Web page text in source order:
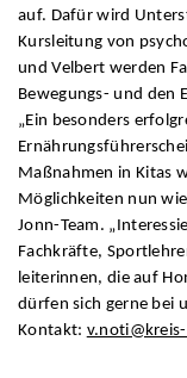
auf. Dafür wird
Kursleitung von
und Velbert werden
Bewegungs- und den
„Ein besonders
Maßnahmen in Kitas
Möglichkeiten nun
Jonn-Team.
Fachkräfte,
leiterinnen, die auf
dürfen sich gerne bei
Kontakt: